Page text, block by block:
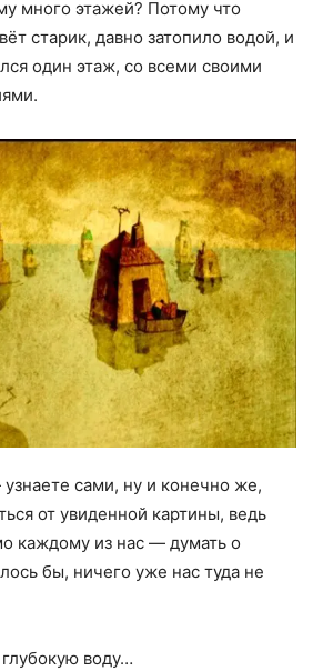
много этажей? Потому что
старик, давно затопило водой, и
один этаж, со всеми своими
сами, ну и конечно же,
от увиденной картины, ведь
каждому из нас — думать о
бы, ничего уже нас туда не
воду…